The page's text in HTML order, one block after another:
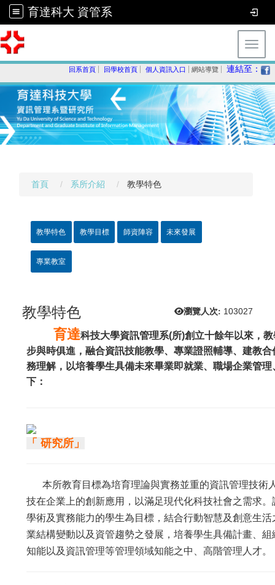
育達科大 資管系
回系首頁 回學校首頁 個人資訊入口 網站導覽 連結至：
首頁 系所介紹 教學特色
教學特色 教學目標 師資陣容 未來發展
專業教室
瀏覽人次: 103027
教學特色
育達科技大學資訊管理系(所)創立十餘年以來，
步與時俱進，融合資訊技能教學、專業證照輔導、建教
務理解，以培養學生具備未來畢業即就業、職場企業管
下：
「 研究所」
本所教育目標為培育理論與實務並重的資訊管理技術
技在企業上的創新應用，以滿足現代化科技社會之需求
學術及實務能力的學生為目標，結合行動智慧及創意生
業結構變動以及資管趨勢之發展，培養學生具備計畫、
知能以及資訊管理等管理領域知能之中、高階管理人才。